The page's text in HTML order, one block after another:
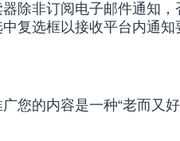
除非订阅电子邮件通知
复选框以接收平台内通
您的内容是一种“老而又